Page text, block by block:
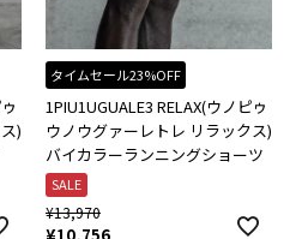
)
タイムセール23%OFF
1PIU1UGUALE3 RELAX(ウノピゥ
ウノウグァーレトレ リラックス)
バイカラーランニングショーツ
SALE
¥13,970